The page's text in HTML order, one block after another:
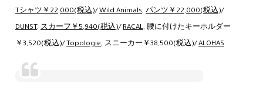
Tシャツ￥22,000(税込)/ Wild Animals, パンツ￥22,000(税込)/
DUNST, スカーフ￥5,940(税込)/ RACAL, 腰に付けたキーホルダー
￥3,520(税込)/ Topologie, スニーカー￥38,500(税込)/ ALOHAS